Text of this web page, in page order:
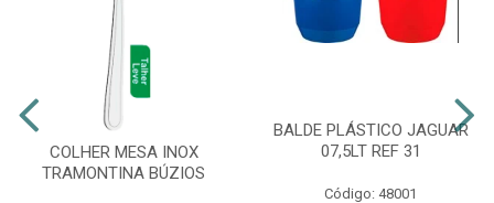
COLHER MESA INOX
TRAMONTINA BÚZIOS
BALDE PLÁSTICO JAGUAR
07,5LT REF 31
Código: 48001